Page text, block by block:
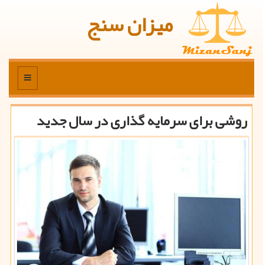
میزان سنج
منو
روشی برای سرمایه گذاری در سال جدید